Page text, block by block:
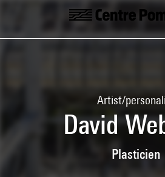
Skip to main content
Centre Pompidou
Artist/
David
Plasticien